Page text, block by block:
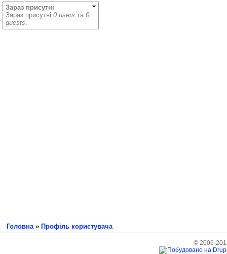
Зараз присутні
Зараз присутні 0 users та 0
guests
Головна» Профіль користувача
© 2006-